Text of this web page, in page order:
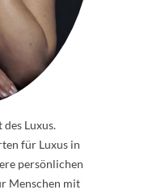
des Luxus.
für Luxus in
persönlichen
Menschen mit